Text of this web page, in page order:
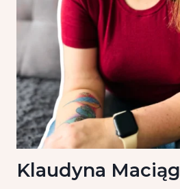
Klaudyna Maciąg